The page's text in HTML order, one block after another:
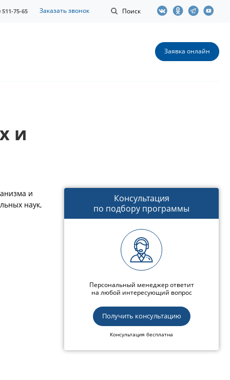
Поиск
511-75-65 Заказать звонок
Заявка онлайн
и
и
наук,
Консультация
по подбору программы
Персональный менеджер ответит
на любой интересующий вопрос
Получить консультацию
Консультация бесплатна